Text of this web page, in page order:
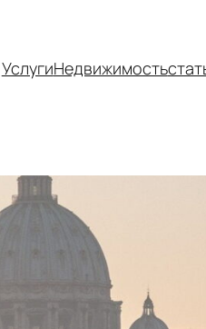
УслугиНедвижимость